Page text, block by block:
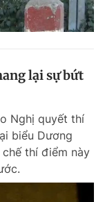
lại sự bứt
Nghị quyết thí
biểu Dương
thí điểm này